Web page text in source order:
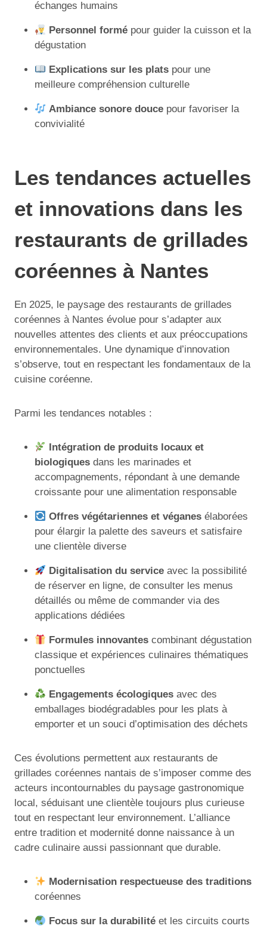
échanges humains
Personnel formé pour guider la cuisson et la
dégustation
Explications sur les plats pour une
meilleure compréhension culturelle
Ambiance sonore douce pour favoriser la
convivialité
Les tendances actuelles
et innovations dans les
restaurants de grillades
coréennes à Nantes
En 2025, le paysage des restaurants de grillades
coréennes à Nantes évolue pour s’adapter aux
nouvelles attentes des clients et aux préoccupations
environnementales. Une dynamique d’innovation
s’observe, tout en respectant les fondamentaux de la
cuisine coréenne.
Parmi les tendances notables :
Intégration de produits locaux et
biologiques dans les marinades et
accompagnements, répondant à une demande
croissante pour une alimentation responsable
Offres végétariennes et véganes élaborées
pour élargir la palette des saveurs et satisfaire
une clientèle diverse
Digitalisation du service avec la possibilité
de réserver en ligne, de consulter les menus
détaillés ou même de commander via des
applications dédiées
Formules innovantes combinant dégustation
classique et expériences culinaires thématiques
ponctuelles
Engagements écologiques avec des
emballages biodégradables pour les plats à
emporter et un souci d’optimisation des déchets
Ces évolutions permettent aux restaurants de
grillades coréennes nantais de s’imposer comme des
acteurs incontournables du paysage gastronomique
local, séduisant une clientèle toujours plus curieuse
tout en respectant leur environnement. L’alliance
entre tradition et modernité donne naissance à un
cadre culinaire aussi passionnant que durable.
Modernisation respectueuse des traditions
coréennes
Focus sur la durabilité et les circuits courts